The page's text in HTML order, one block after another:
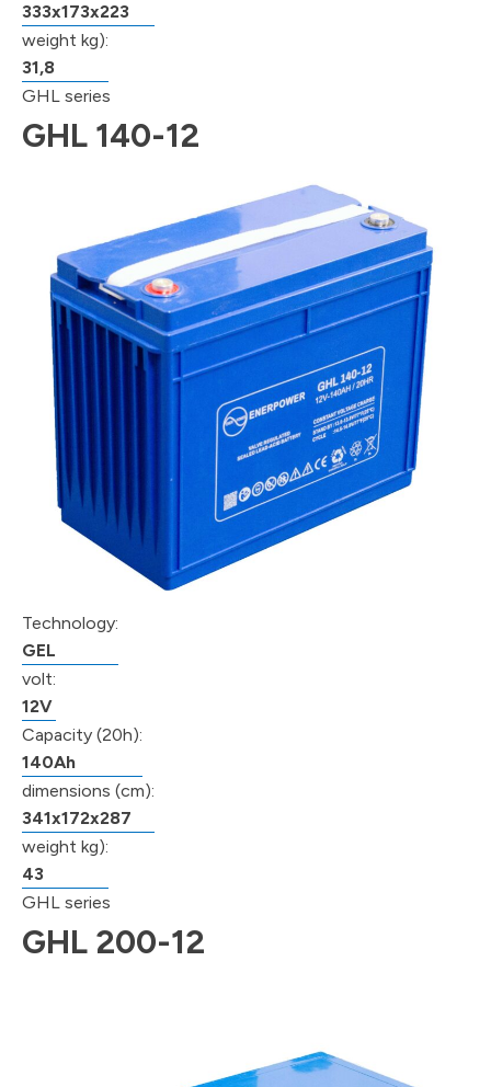
333x173x223
weight kg):
31,8
GHL series
GHL 140-12
Technology:
GEL
volt:
12V
Capacity (20h):
140Ah
dimensions (cm):
341x172x287
weight kg):
43
GHL series
GHL 200-12